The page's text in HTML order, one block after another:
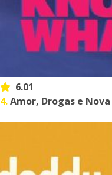
6.01
4.Amor, Drogas e